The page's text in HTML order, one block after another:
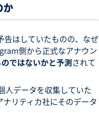
か
告はしていたものの、なぜ
側から正式なアナウン
ではないかと予測されて
人データを収集していた
リティカ社にそのデータ